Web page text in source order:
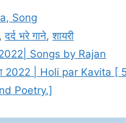
Song
,दर्द भरे गाने,शायरी
Songs by Rajan
2022 | Holi par Kavita [
Poetry.]